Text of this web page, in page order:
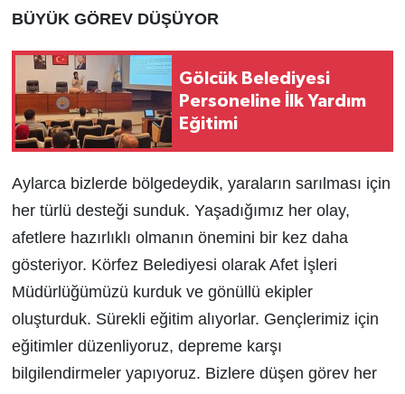
BÜYÜK GÖREV DÜŞÜYOR
Gölcük Belediyesi
Personeline İlk Yardım
Eğitimi
Aylarca bizlerde bölgedeydik, yaraların sarılması için
her türlü desteği sunduk. Yaşadığımız her olay,
afetlere hazırlıklı olmanın önemini bir kez daha
gösteriyor. Körfez Belediyesi olarak Afet İşleri
Müdürlüğümüzü kurduk ve gönüllü ekipler
oluşturduk. Sürekli eğitim alıyorlar. Gençlerimiz için
eğitimler düzenliyoruz, depreme karşı
bilgilendirmeler yapıyoruz. Bizlere düşen görev her